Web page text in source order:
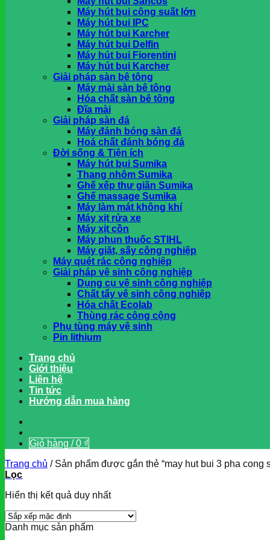
khi nhận hàng tại HCM
Giỏ hàng
Chưa có sản phẩm trong giỏ hàng.
Máy hút bụi công suất lớn
Máy hút bụi IPC
Máy hút bụi Karcher
Máy hút bụi Delfin
Máy hút bụi Fiorentini
Máy hút bụi Karcher
Giải pháp sàn bê tông
Máy mài sàn bê tông
Hóa chất sàn bê tông
Đĩa mài
Giải pháp sàn đá
Máy đánh bóng sàn đá
Hoá chất đánh bóng đá
Đời sống & Tiện ích
Máy hút bụi Sumika
Thang nhôm Sumika
Ghế xếp thư giãn Sumika
Ghế massage Sumika
Máy làm mát không khí
Máy xịt rửa xe
Máy xịt cồn
Máy phun thuốc STIHL
Máy giặt, sấy công nghiệp
Máy quét rác công nghiệp
Giải pháp vệ sinh công nghiệp
Dụng cụ vệ sinh công nghiệp
Chất tẩy vệ sinh công nghiệp
Hóa chất Ecolab
Thùng rác công cộng
Phụ tùng máy vệ sinh
Pin lithium
Trang chủ
Giới thiệu
Liên hệ
Tin tức
Hướng dẫn mua hàng
Giỏ hàng /0 ₫
Trang chủ /Sản phẩm được gắn thẻ “may hut bui 3 pha cong
Lọc
Hiển thị kết quả duy nhất
Danh mục sản phẩm